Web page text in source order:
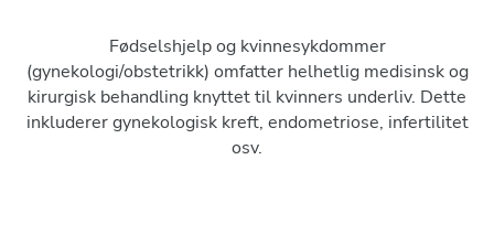
Fødselshjelp og kvinnesykdommer
(gynekologi/obstetrikk) omfatter helhetlig medisinsk og
kirurgisk behandling knyttet til kvinners underliv. Dette
inkluderer gynekologisk kreft, endometriose, infertilitet
osv.